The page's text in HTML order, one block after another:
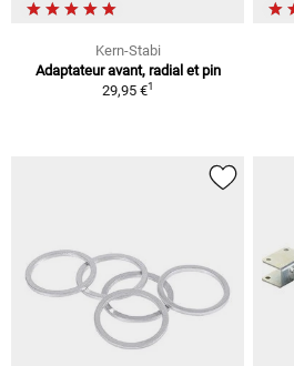
Kern-Stabi
Adaptateur avant, radial et pin
29,95 €1